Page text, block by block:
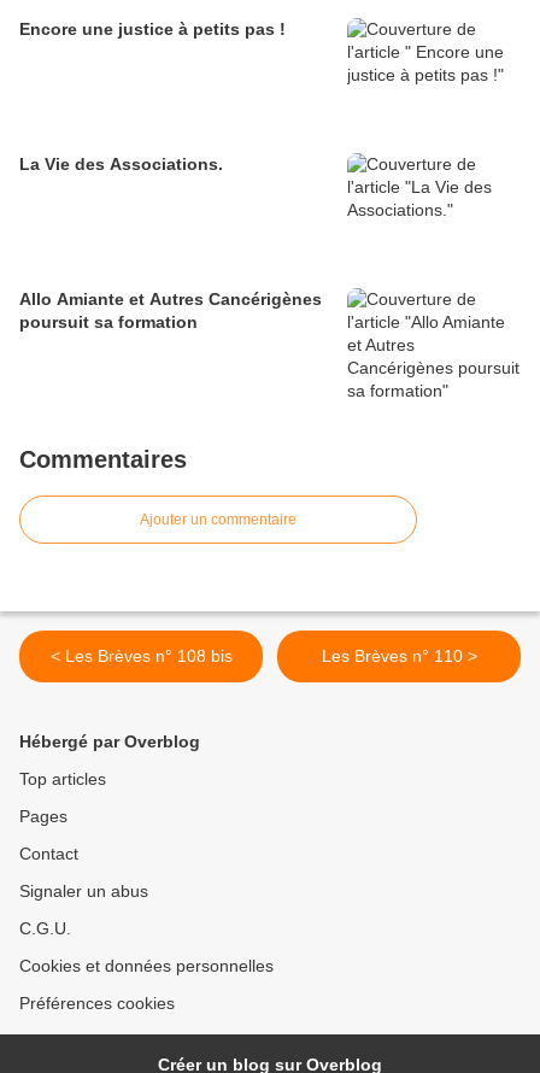
Encore une justice à petits pas !
La Vie des Associations.
Allo Amiante et Autres Cancérigènes
poursuit sa formation
Commentaires
Ajouter un commentaire
< Les Brèves n° 108 bis Les Brèves n° 110 >
Hébergé par Overblog
Top articles
Pages
Contact
Signaler un abus
C.G.U.
Cookies et données personnelles
Préférences cookies
Créer un blog sur Overblog